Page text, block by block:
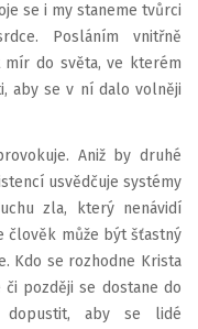
se i my staneme tvůrci
Posláním vnitřně
mír do světa, ve kterém
aby se v ní dalo volněji
Aniž by druhé
usvědčuje systémy
zla, který nenávidí
člověk může být šťastný
Kdo se rozhodne Krista
později se dostane do
dopustit, aby se lidé